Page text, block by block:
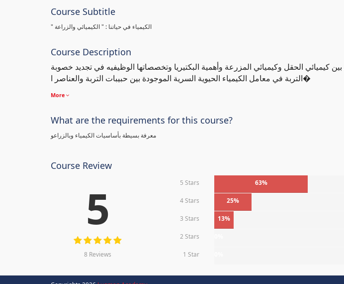
Course Subtitle
" الكيمياء في حياتنا : " الكيميائي والزراعة
Course Description
كيميائي الحقل وكيميائي المزرعة وأهمية البكتيريا وتخصصاتها الوظيفيه في تجديد خصوبة
التربة في معامل الكيمياء الحيوية السرية الموجودة بين حبيبات التربة والعناصر ا�
More
What are the requirements for this course?
معرفة بسيطة بأساسيات الكيمياء وبالزراعو
Course Review
5
8 Reviews
5 Stars 63%
4 Stars 25%
3 Stars 13%
2 Stars
1 Star